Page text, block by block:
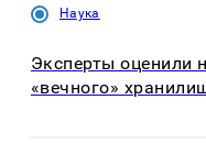
Наука
Эксперты оценили
«вечного»